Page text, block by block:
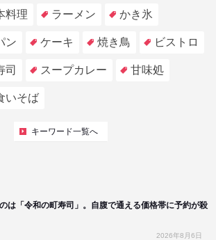
料理 ラーメン かき氷
ン ケーキ 焼き鳥 ビストロ
司 スープカレー 甘味処
いそば
キーワード一覧へ
は「令和の町寿司」。自腹で通える価格帯に予約が殺
2026年8月6日